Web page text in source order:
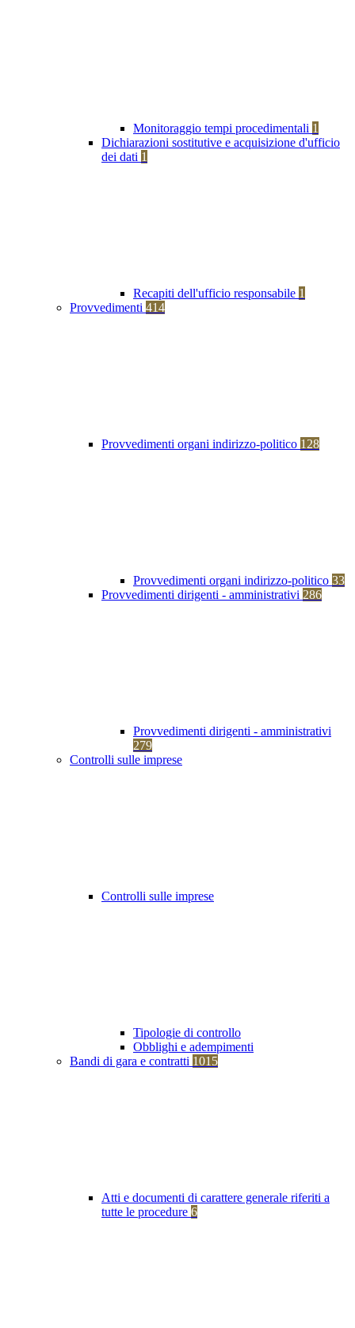
Monitoraggio tempi procedimentali 1
Dichiarazioni sostitutive e acquisizione d'ufficio
dei dati 1
Recapiti dell'ufficio responsabile 1
Provvedimenti 414
Provvedimenti organi indirizzo-politico 128
Provvedimenti organi indirizzo-politico 33
Provvedimenti dirigenti - amministrativi 286
Provvedimenti dirigenti - amministrativi
279
Controlli sulle imprese
Controlli sulle imprese
Tipologie di controllo
Obblighi e adempimenti
Bandi di gara e contratti 1015
Atti e documenti di carattere generale riferiti a
tutte le procedure 6